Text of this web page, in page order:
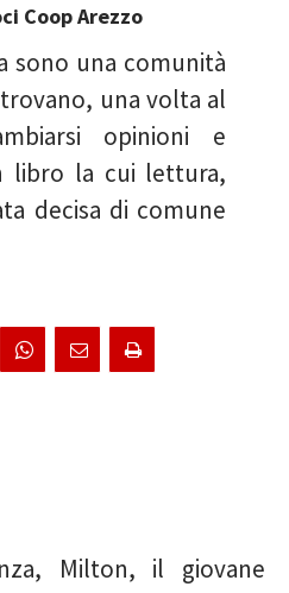
Coop Arezzo
sono una comunità
una volta al
opinioni e
libro la cui lettura,
decisa di comune
Milton, il giovane